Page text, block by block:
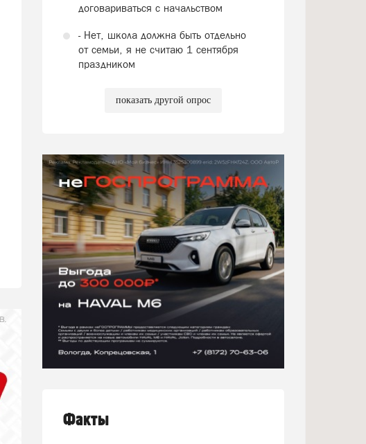
договариваться с начальством
- Нет, школа должна быть отдельно
от семьи, я не считаю 1 сентября
праздником
показать другой опрос
Факты